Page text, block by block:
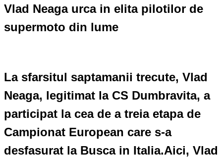
Vlad Neaga urca in elita pilotilor de
supermoto din lume
La sfarsitul saptamanii trecute, Vlad
Neaga, legitimat la CS Dumbravita, a
participat la cea de a treia etapa de
Campionat European care s-a
desfasurat la Busca in Italia.Aici, Vlad